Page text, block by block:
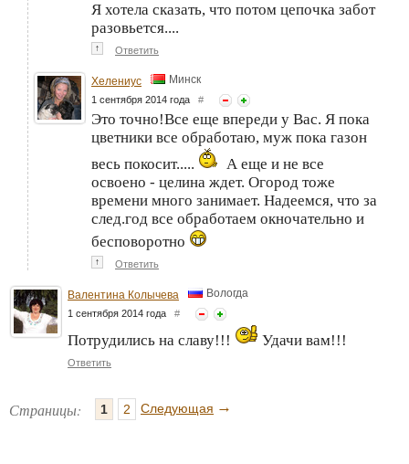
Я хотела сказать, что потом цепочка забот
разовьется....
↑ Ответить
Хелениус Минск
1 сентября 2014 года #
Это точно!Все еще впереди у Вас. Я пока
цветники все обработаю, муж пока газон
весь покосит.....
А еще и не все
освоено - целина ждет. Огород тоже
времени много занимает. Надеемся, что за
след.год все обработаем окночательно и
бесповоротно
↑ Ответить
Валентина Колычева Вологда
1 сентября 2014 года #
Потрудились на славу!!! Удачи вам!!!
Ответить
Страницы: 1 2 Следующая →